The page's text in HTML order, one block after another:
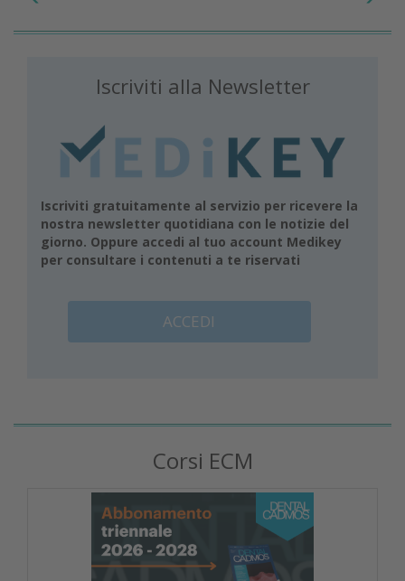
Iscriviti alla Newsletter
Iscriviti gratuitamente al servizio per ricevere la
nostra newsletter quotidiana con le notizie del
giorno. Oppure accedi al tuo account Medikey
per consultare i contenuti a te riservati
ACCEDI
Corsi ECM